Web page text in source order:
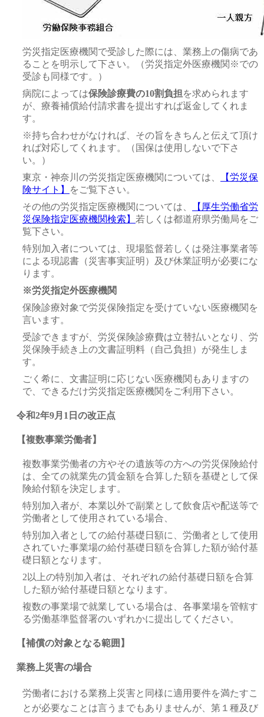
労災指定医療機関で受診した際には、業務上の傷病であ
ることを明示して下さい。（労災指定外医療機関※での
受診も同様です。）
病院によっては保険診療費の10割負担を求められます
が、療養補償給付請求書を提出すれば返金してくれま
す。
※持ち合わせがなければ、その旨をきちんと伝えて頂け
れば対応してくれます。（国保は使用しないで下さ
い。）
東京・神奈川の労災指定医療機関については、
【労災保
険サイト】
をご覧下さい。
その他の労災指定医療機関については、
【厚生労働省労
災保険指定医療機関検索】 若しくは都道府県労働局をご
覧下さい。
特別加入者については、現場監督若しくは発注事業者等
による現認書（災害事実証明）及び休業証明が必要にな
ります。
※労災指定外医療機関
保険診療対象で労災保険指定を受けていない医療機関を
言います。
受診できますが、労災保険診療費は立替払いとなり、労
災保険手続き上の文書証明料（自己負担）が発生しま
す。
ごく希に、文書証明に応じない医療機関もありますの
で、できるだけ労災指定医療機関をご利用下さい。
令和2年9月1日の改正点
【複数事業労働者】
複数事業労働者の方やその遺族等の方への労災保険給付
は、全ての就業先の賃金額を合算した額を基礎として保
険給付額を決定します。
特別加入者が、本業以外で副業として飲食店や配送等で
労働者として使用されている場合、
特別加入者としての給付基礎日額に、労働者として使用
されていた事業場の給付基礎日額を合算した額が給付基
礎日額となります。
2以上の特別加入者は、それぞれの給付基礎日額を合算
した額が給付基礎日額となります。
複数の事業場で就業している場合は、各事業場を管轄す
る労働基準監督署のいずれかに提出してください。
【補償の対象となる範囲】
業務上災害の場合
労働者における業務上災害と同様に適用要件を満たすこ
とが必要なことは言うまでもありませんが、第１種及び